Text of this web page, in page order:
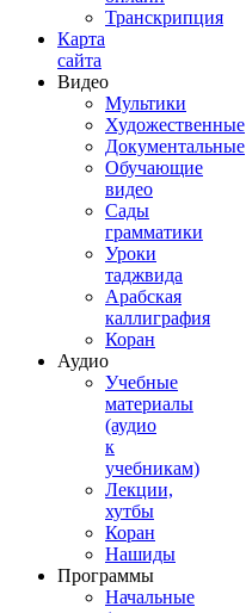
Транскрипция
Карта
сайта
Видео
Мультики
Художественные
Документальные
Обучающие
видео
Сады
грамматики
Уроки
таджвида
Арабская
каллиграфия
Коран
Аудио
Учебные
материалы
(аудио
к
учебникам)
Лекции,
хутбы
Коран
Нашиды
Программы
Начальные